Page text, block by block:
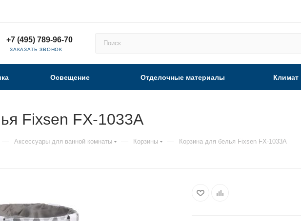
+7 (495) 789-96-70
ЗАКАЗАТЬ ЗВОНОК
Освещение Отделочные материалы Климат
Fixsen FX-1033A
— Аксессуары для ванной комнаты — Корзины — Корзина для белья Fixsen FX-1033A